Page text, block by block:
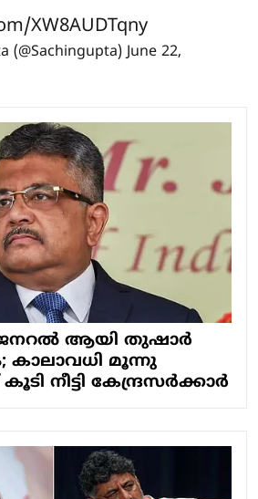
XW8AUDTqny
(@Sachingupta)June 22,
ജനറല്‍ ആയി തുഷാര്‍
കാലാവധി മൂന്നു
നീട്ടി കേന്ദ്രസര്‍ക്കാര്‍